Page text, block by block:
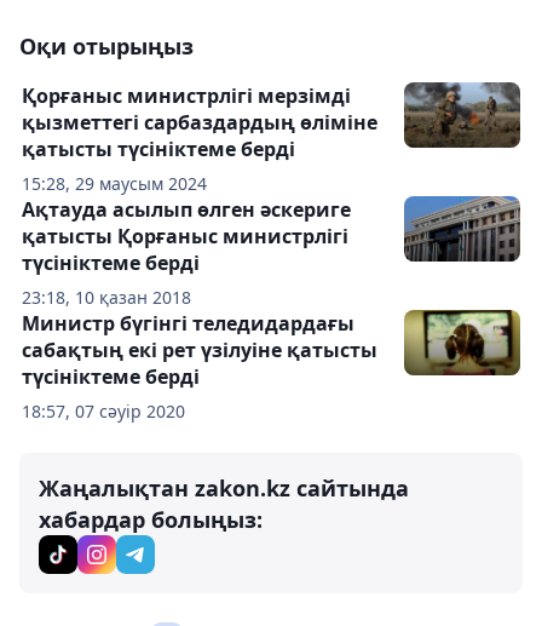
Оқи отырыңыз
15:28, 29 маусым 2024
Қорғаныс министрлігі мерзімді
қызметтегі сарбаздардың өліміне
қатысты түсініктеме берді
23:18, 10 қазан 2018
Ақтауда асылып өлген әскериге
қатысты Қорғаныс министрлігі
түсініктеме берді
18:57, 07 сәуір 2020
Министр бүгінгі теледидардағы
сабақтың екі рет үзілуіне қатысты
түсініктеме берді
Жаңалықтан zakon.kz сайтында
хабардар болыңыз: